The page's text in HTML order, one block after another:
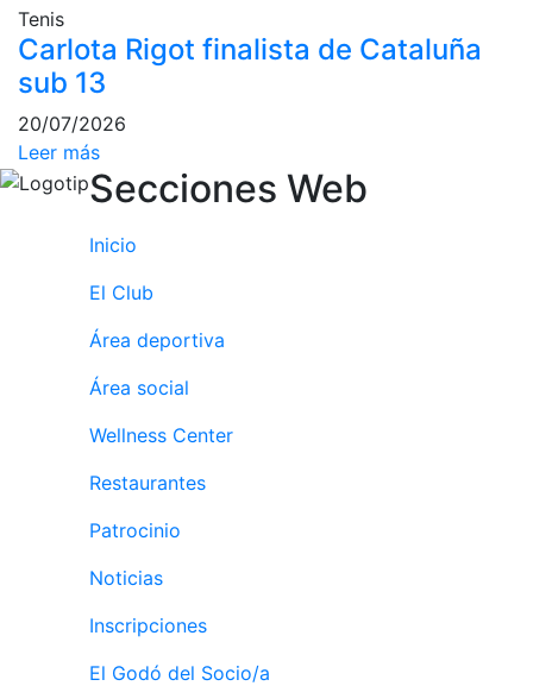
Restaurantes
Restaurante
El Snack
Casa Arilla
Chill Out
Bar Piscina
Patrocinio
Patrocinadores
Publicidad en
la Revista
Ventajas
¿Quieres ser
Patrocinador
del Club?
Tenis
Carlota Rigot finalista de Cataluña
sub 13
20/07/2026
Leer más
Secciones Web
Inicio
El Club
Área deportiva
Área social
Wellness Center
Restaurantes
Patrocinio
Noticias
Inscripciones
El Godó del Socio/a